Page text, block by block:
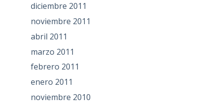
diciembre 2011
noviembre 2011
abril 2011
marzo 2011
febrero 2011
enero 2011
noviembre 2010